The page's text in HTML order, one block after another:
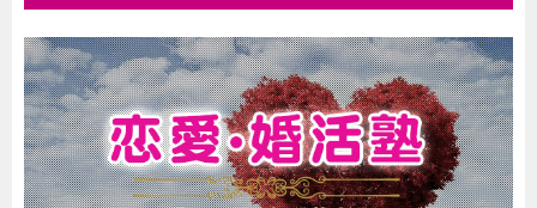
だけがモテるわけではありません。たとえ、
見た目はそれほど良くなくとも、ユーモアが
あれば、女性からモテる可能性は十分にあり
ます。頭の回転が早いユーモアのある男性
は、話が面白いのです。いろいろな話を笑い
を交えて話すので、女...